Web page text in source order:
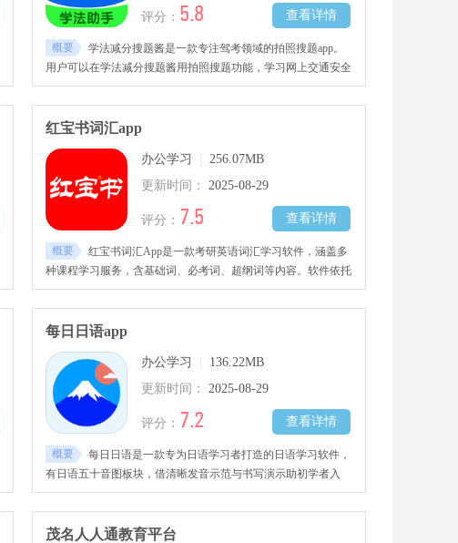
查看详情
评分： 5.8
概要
学法减分搜题酱是一款专注驾考领域的拍照搜题app。
用户可以在学法减分搜题酱用拍照搜题功能，学习网上交通安全
学习考试、科目一科目四考题，能看详细视频解说。除拍照搜题
外，可以将模糊题目放入错题本随时复习。准确率高、速度快、
解析详，是驾驶学习好帮手。
红宝书词汇app
办公学习
256.07MB
更新时间：
2025-08-29
查看详情
评分： 7.5
概要
红宝书词汇App是一款考研英语词汇学习软件，涵盖多
种课程学习服务，含基础词、必考词、超纲词等内容。软件依托
书籍丰富内容与科学编排，设计符合大脑记忆规律的考研英语词
汇记忆法，助用户及时掌握知识点、加深记忆。可依自身情况采
用不同学习方法，记单词更牢固。
每日日语app
办公学习
136.22MB
更新时间：
2025-08-29
查看详情
评分： 7.2
概要
每日日语是一款专为日语学习者打造的日语学习软件，
有日语五十音图板块，借清晰发音示范与书写演示助初学者入
门。日语听力素材多样，从简单对话到复杂文章，满足不同水平
需求。常用会话场景涵盖日常交流、旅游出行等，助你快速掌握
实用表达。提供分级阅读材料提升阅读能力。
茂名人人通教育平台